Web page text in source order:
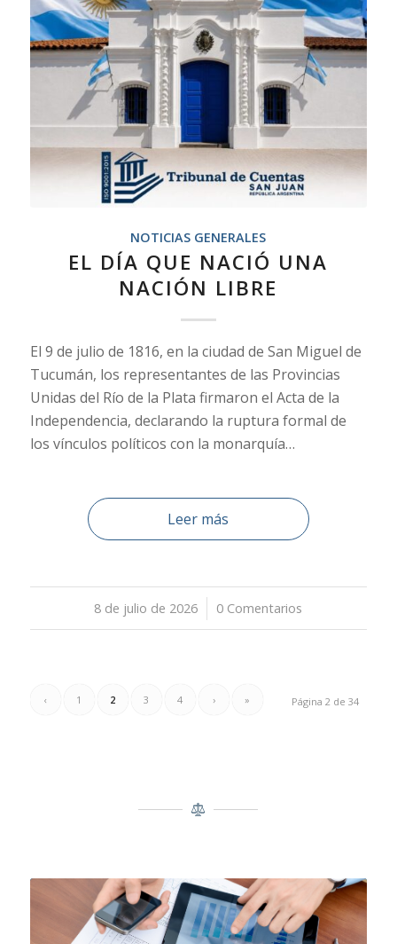
NOTICIAS GENERALES
EL DÍA QUE NACIÓ UNA
NACIÓN LIBRE
El 9 de julio de 1816, en la ciudad de San Miguel de
Tucumán, los representantes de las Provincias
Unidas del Río de la Plata firmaron el Acta de la
Independencia, declarando la ruptura formal de
los vínculos políticos con la monarquía…
Leer más
8 de julio de 2026
/ 0 Comentarios
Página 2 de 34
‹ 1 2 3 4 › »